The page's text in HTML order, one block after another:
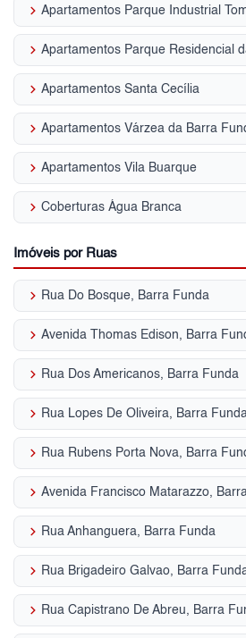
keyboard_arrow_right Apartamentos Parque Industrial
keyboard_arrow_right Apartamentos Parque Residencial
keyboard_arrow_right Apartamentos Santa Cecília
keyboard_arrow_right Apartamentos Várzea da Barra
keyboard_arrow_right Apartamentos Vila Buarque
keyboard_arrow_right Coberturas Água Branca
Imóveis por Ruas
keyboard_arrow_right Rua Do Bosque, Barra Funda
keyboard_arrow_right Avenida Thomas Edison, Barra
keyboard_arrow_right Rua Dos Americanos, Barra Funda
keyboard_arrow_right Rua Lopes De Oliveira, Barra
keyboard_arrow_right Rua Rubens Porta Nova, Barra
keyboard_arrow_right Avenida Francisco Matarazzo,
keyboard_arrow_right Rua Anhanguera, Barra Funda
keyboard_arrow_right Rua Brigadeiro Galvao, Barra
keyboard_arrow_right Rua Capistrano De Abreu, Barra